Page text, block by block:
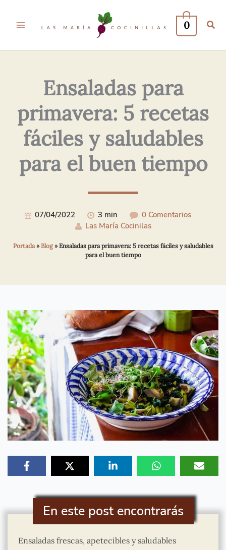
0
Ensaladas para
primavera: 5 recetas
fáciles y saludables
para el buen tiempo
07/04/2022 3 min
0 Comentarios
Las María Cocinilas
Portada»Blog»Ensaladas para primavera: 5 recetas fáciles y saludables
para el buen tiempo
En este post encontrarás
Ensaladas frescas, apetecibles y saludables
Electrónico*